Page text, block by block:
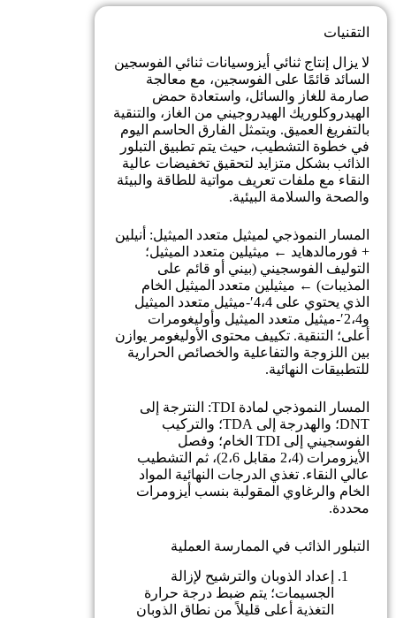
التقنيات
لا يزال إنتاج ثنائي أيزوسيانات ثنائي الفوسجين
السائد قائمًا على الفوسجين، مع معالجة
صارمة للغاز والسائل، واستعادة حمض
الهيدروكلوريك الهيدروجيني من الغاز، والتنقية
بالتفريغ العميق. ويتمثل الفارق الحاسم اليوم
في خطوة التشطيب، حيث يتم تطبيق التبلور
الذائب بشكل متزايد لتحقيق تخفيضات عالية
النقاء مع ملفات تعريف مواتية للطاقة والبيئة
والصحة والسلامة البيئية.
المسار النموذجي لميثيل متعدد الميثيل: أنيلين
+ فورمالدهايد ← ميثيلين متعدد الميثيل؛
التوليف الفوسجيني (بيني أو قائم على
المذيبات) ← ميثيلين متعدد الميثيل الخام
الذي يحتوي على 4،4′-ميثيل متعدد الميثيل
و2،4′-ميثيل متعدد الميثيل وأوليغومرات
أعلى؛ التنقية. تكييف محتوى الأوليغومر يوازن
بين اللزوجة والتفاعلية والخصائص الحرارية
للتطبيقات النهائية.
المسار النموذجي لمادة TDI: النترجة إلى
DNT؛ والهدرجة إلى TDA؛ والتركيب
الفوسجيني إلى TDI الخام؛ وفصل
الأيزومرات (2،4 مقابل 2،6)، ثم التشطيب
عالي النقاء. تغذي الدرجات النهائية المواد
الخام والرغاوي المقولبة بنسب أيزومرات
محددة.
التبلور الذائب في الممارسة العملية
إعداد الذوبان والترشيح لإزالة
الجسيمات؛ يتم ضبط درجة حرارة
التغذية أعلى قليلاً من نطاق الذوبان